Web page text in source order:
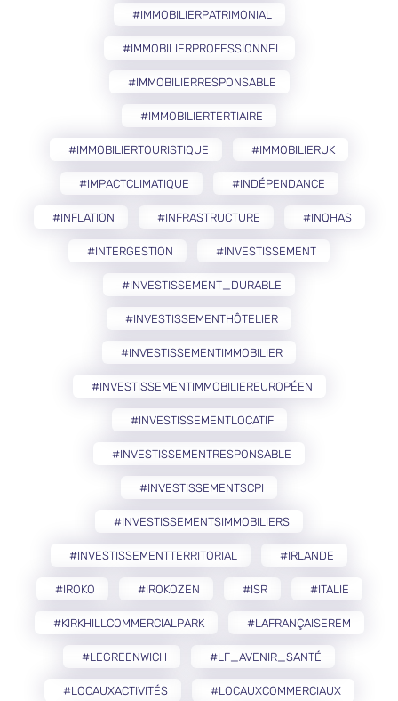
#IMMOBILIERPATRIMONIAL
#IMMOBILIERPROFESSIONNEL
#IMMOBILIERRESPONSABLE
#IMMOBILIERTERTIAIRE
#IMMOBILIERTOURISTIQUE #IMMOBILIERUK
#IMPACTCLIMATIQUE #INDÉPENDANCE
#INFLATION #INFRASTRUCTURE #INQHAS
#INTERGESTION #INVESTISSEMENT
#INVESTISSEMENT_DURABLE
#INVESTISSEMENTHÔTELIER
#INVESTISSEMENTIMMOBILIER
#INVESTISSEMENTIMMOBILIEREUROPÉEN
#INVESTISSEMENTLOCATIF
#INVESTISSEMENTRESPONSABLE
#INVESTISSEMENTSCPI
#INVESTISSEMENTSIMMOBILIERS
#INVESTISSEMENTTERRITORIAL #IRLANDE
#IROKO #IROKOZEN #ISR #ITALIE
#KIRKHILLCOMMERCIALPARK #LAFRANÇAISEREM
#LEGREENWICH #LF_AVENIR_SANTÉ
#LOCAUXACTIVITÉS #LOCAUXCOMMERCIAUX